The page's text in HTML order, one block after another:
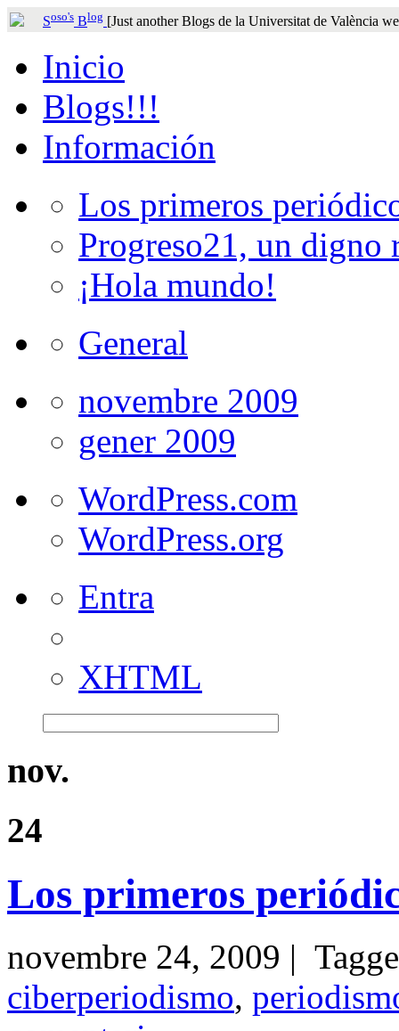
Soso's Blog [Just another Blogs de la Universitat de València
Inicio
Blogs!!!
Información
Los primeros
Progreso21, un
¡Hola mundo!
General
novembre 2009
gener 2009
WordPress.com
WordPress.org
Entra
XHTML
nov.
24
Los primeros
novembre 24, 2009 |
ciberperiodismo,